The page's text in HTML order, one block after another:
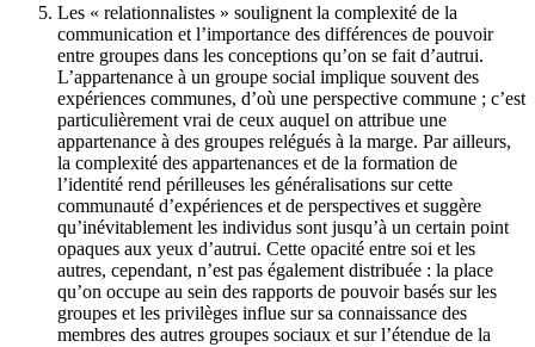
Les « relationnalistes » soulignent la complexité de la
communication et l’importance des différences de pouvoir
entre groupes dans les conceptions qu’on se fait d’autrui.
L’appartenance à un groupe social implique souvent des
expériences communes, d’où une perspective commune ; c’est
particulièrement vrai de ceux auquel on attribue une
appartenance à des groupes relégués à la marge. Par ailleurs,
la complexité des appartenances et de la formation de
l’identité rend périlleuses les généralisations sur cette
communauté d’expériences et de perspectives et suggère
qu’inévitablement les individus sont jusqu’à un certain point
opaques aux yeux d’autrui. Cette opacité entre soi et les
autres, cependant, n’est pas également distribuée : la place
qu’on occupe au sein des rapports de pouvoir basés sur les
groupes et les privilèges influe sur sa connaissance des
membres des autres groupes sociaux et sur l’étendue de la